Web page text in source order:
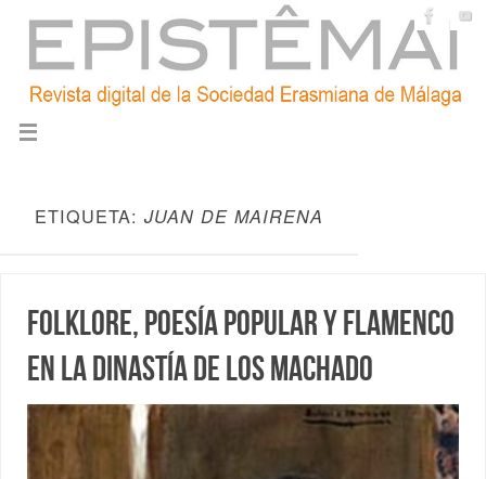
ETIQUETA: JUAN DE MAIRENA
Folklore, poesía popular y flamenco
en la dinastía de los Machado